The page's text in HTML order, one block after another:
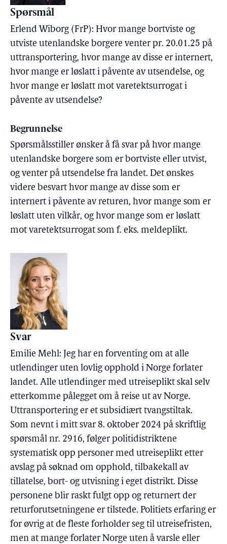
Spørsmål
Erlend Wiborg (FrP): Hvor mange bortviste og
utviste utenlandske borgere venter pr. 20.01.25 på
uttransportering, hvor mange av disse er internert,
hvor mange er løslatt i påvente av utsendelse, og
hvor mange er løslatt mot varetektsurrogat i
påvente av utsendelse?
Begrunnelse
Spørsmålsstiller ønsker å få svar på hvor mange
utenlandske borgere som er bortviste eller utvist,
og venter på utsendelse fra landet. Det ønskes
videre besvart hvor mange av disse som er
internert i påvente av returen, hvor mange som er
løslatt uten vilkår, og hvor mange som er løslatt
mot varetektsurrogat som f. eks. meldeplikt.
Svar
Emilie Mehl: Jeg har en forventing om at alle
utlendinger uten lovlig opphold i Norge forlater
landet. Alle utlendinger med utreiseplikt skal selv
etterkomme pålegget om å reise ut av Norge.
Uttransportering er et subsidiært tvangstiltak.
Som nevnt i mitt svar 8. oktober 2024 på skriftlig
spørsmål nr. 2916, følger politidistriktene
systematisk opp personer med utreiseplikt etter
avslag på søknad om opphold, tilbakekall av
tillatelse, bort- og utvisning i eget distrikt. Disse
personene blir raskt fulgt opp og returnert der
returforutsetningene er tilstede. Politiets erfaring er
for øvrig at de fleste forholder seg til utreisefristen,
men at mange forlater Norge uten å varsle eller